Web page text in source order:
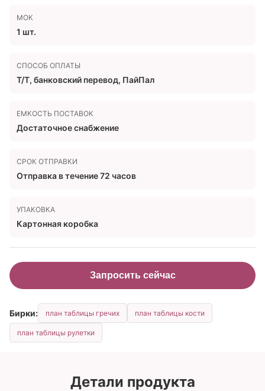
МОК
1 шт.
СПОСОБ ОПЛАТЫ
Т/Т, банковский перевод, ПайПал
ЕМКОСТЬ ПОСТАВОК
Достаточное снабжение
СРОК ОТПРАВКИ
Отправка в течение 72 часов
УПАКОВКА
Картонная коробка
Запросить сейчас
Бирки: план таблицы гречих план таблицы кости
план таблицы рулетки
Детали продукта